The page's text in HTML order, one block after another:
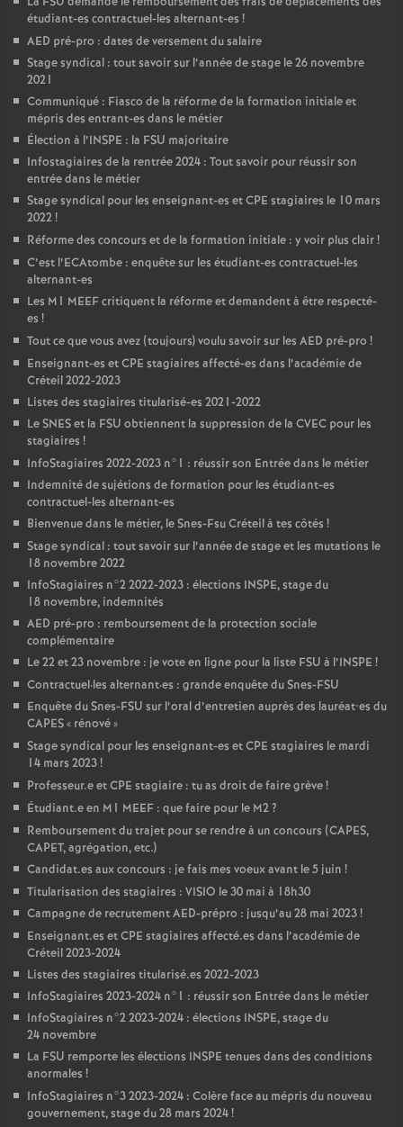
étudiant-es contractuel-les alternant-es !
AED pré-pro : dates de versement du salaire
Stage syndical : tout savoir sur l’année de stage le 26 novembre
2021
Communiqué : Fiasco de la réforme de la formation initiale et
mépris des entrant-es dans le métier
Élection à l’INSPE : la FSU majoritaire
Infostagiaires de la rentrée 2024 : Tout savoir pour réussir son
entrée dans le métier
Stage syndical pour les enseignant-es etCPE stagiaires le 10 mars
2022!
Réforme des concours et de la formation initiale : y voir plus clair!
C’est l’ECAtombe : enquête sur les étudiant-es contractuel-les
alternant-es
Les M1 MEEFcritiquent la réforme et demandent à être respecté-
es !
Tout ce que vous avez (toujours) voulu savoir sur les AED pré-pro !
Enseignant-es etCPE stagiaires affecté-es dans l’académie de
Créteil 2022-2023
Listes des stagiaires titularisé-es 2021-2022
LeSNESet la FSU obtiennent la suppression de la CVEC pour les
stagiaires !
InfoStagiaires 2022-2023 n°1 : réussir son Entrée dans le métier
Indemnité de sujétions de formation pour les étudiant-es
contractuel-les alternant-es
Bienvenue dans le métier, le Snes-Fsu Créteil à tes côtés !
Stage syndical : tout savoir sur l’année de stage et les mutations le
18 novembre 2022
InfoStagiaires n°2 2022-2023 : élections INSPE, stage du
18 novembre, indemnités
AED pré-pro : remboursement de la protection sociale
complémentaire
Le 22 et 23 novembre : je vote en ligne pour la liste FSU à l’INSPE !
Contractuel·les alternant·es : grande enquête du Snes-FSU
Enquête du Snes-FSU sur l’oral d’entretien auprès des lauréat•es du
CAPES« rénové»
Stage syndical pour les enseignant-es etCPE stagiaires le mardi
14 mars 2023!
Professeur.e etCPE stagiaire : tu as droit de faire grève!
Étudiant.e en M1 MEEF : que faire pour le M2?
Remboursement du trajet pour se rendre à un concours (CAPES,
CAPET, agrégation, etc.)
Candidat.es aux concours : je fais mes voeux avant le 5 juin !
Titularisation des stagiaires : VISIO le 30 mai à 18h30
Campagne de recrutementAED-prépro : jusqu’au 28 mai 2023!
Enseignant.es etCPE stagiaires affecté.es dans l’académie de
Créteil 2023-2024
Listes des stagiaires titularisé.es 2022-2023
InfoStagiaires 2023-2024 n°1 : réussir son Entrée dans le métier
InfoStagiaires n°2 2023-2024 : élections INSPE, stage du
24 novembre
La FSU remporte les élections INSPE tenues dans des conditions
anormales !
InfoStagiaires n°3 2023-2024 : Colère face au mépris du nouveau
gouvernement, stage du 28 mars 2024!